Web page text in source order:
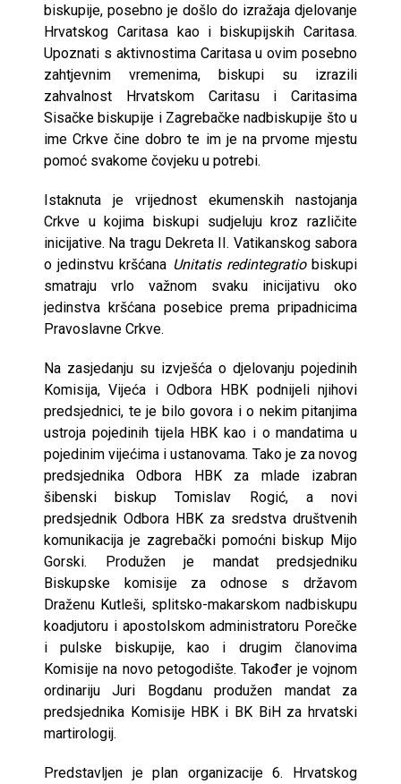
biskupije, posebno je došlo do izražaja djelovanje
Hrvatskog Caritasa kao i biskupijskih Caritasa.
Upoznati s aktivnostima Caritasa u ovim posebno
zahtjevnim vremenima, biskupi su izrazili
zahvalnost Hrvatskom Caritasu i Caritasima
Sisačke biskupije i Zagrebačke nadbiskupije što u
ime Crkve čine dobro te im je na prvome mjestu
pomoć svakome čovjeku u potrebi.
Istaknuta je vrijednost ekumenskih nastojanja
Crkve u kojima biskupi sudjeluju kroz različite
inicijative. Na tragu Dekreta II. Vatikanskog sabora
o jedinstvu kršćana Unitatis redintegratiobiskupi
smatraju vrlo važnom svaku inicijativu oko
jedinstva kršćana posebice prema pripadnicima
Pravoslavne Crkve.
Na zasjedanju su izvješća o djelovanju pojedinih
Komisija, Vijeća i Odbora HBK podnijeli njihovi
predsjednici, te je bilo govora i o nekim pitanjima
ustroja pojedinih tijela HBK kao i o mandatima u
pojedinim vijećima i ustanovama. Tako je za novog
predsjednika Odbora HBK za mlade izabran
šibenski biskup Tomislav Rogić, a novi
predsjednik Odbora HBK za sredstva društvenih
komunikacija je zagrebački pomoćni biskup Mijo
Gorski. Produžen je mandat predsjedniku
Biskupske komisije za odnose s državom
Draženu Kutleši, splitsko-makarskom nadbiskupu
koadjutoru i apostolskom administratoru Porečke
i pulske biskupije, kao i drugim članovima
Komisije na novo petogodište. Također je vojnom
ordinariju Juri Bogdanu produžen mandat za
predsjednika Komisije HBK i BK BiH za hrvatski
martirologij.
Predstavljen je plan organizacije 6. Hrvatskog